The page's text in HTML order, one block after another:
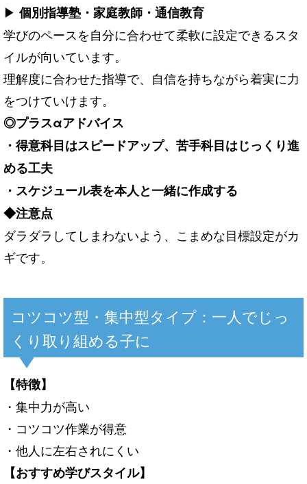
▶ 個別指導塾・家庭教師・通信教育
学びのペースを自分に合わせて柔軟に設定できるスタ
イルが向いています。
理解度に合わせた指導で、自信を持ちながら着実に力
をつけていけます。
◎プラスαアドバイス
・得意科目はスピードアップ、苦手科目はじっくり進
める工夫
・スケジュール表を本人と一緒に作成する
◆注意点
ダラダラしてしまわないよう、こまめな目標設定がカ
ギです。
コツコツ型・集中型タイプ：一人でじっ
くり取り組める子に
【特徴】
・集中力が高い
・コツコツ作業が得意
・他人に左右されにくい
【おすすめ学びスタイル】